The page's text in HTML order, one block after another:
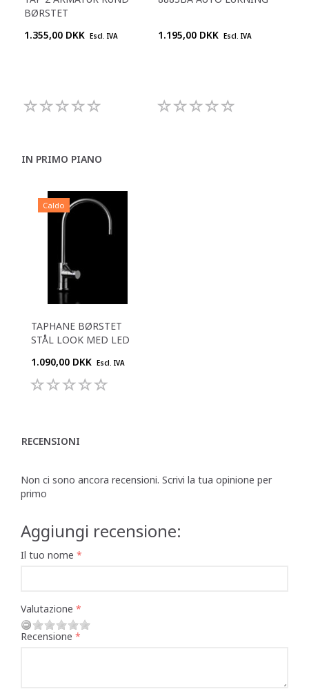
BØRSTET
1.355,00 DKK Escl. IVA 1.195,00 DKK Escl. IVA
IN PRIMO PIANO
Caldo
TAPHANE BØRSTET
STÅL LOOK MED LED
1.090,00 DKK Escl. IVA
RECENSIONI
Non ci sono ancora recensioni. Scrivi la tua opinione per
primo
Aggiungi recensione:
Il tuo nome
Valutazione
Recensione